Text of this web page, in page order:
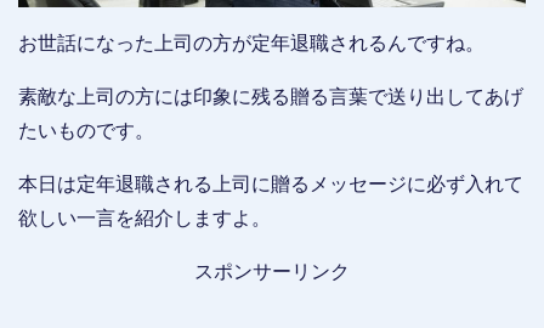
お世話になった上司の方が定年退職されるんですね。
素敵な上司の方には印象に残る贈る言葉で送り出してあげ
たいものです。
本日は定年退職される上司に贈るメッセージに必ず入れて
欲しい一言を紹介しますよ。
スポンサーリンク